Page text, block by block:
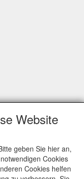
Website
geben Sie hier an,
Cookies
Cookies helfen